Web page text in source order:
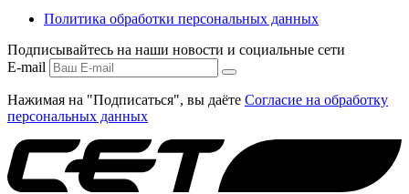
Политика обработки персональных данных
Подписывайтесь на наши новости и социальные сети
E-mail
Нажимая на "Подписаться", вы даёте Согласие на обработку
персональных данных